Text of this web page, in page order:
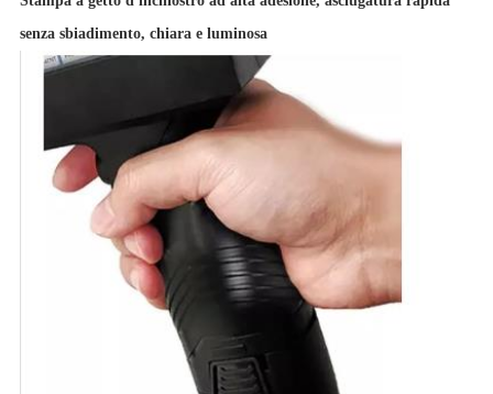
senza sbiadimento, chiara e luminosa